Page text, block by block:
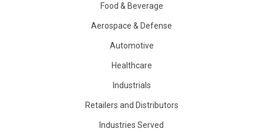
Food & Beverage
Aerospace & Defense
Automotive
Healthcare
Industrials
Retailers and Distributors
Industries Served